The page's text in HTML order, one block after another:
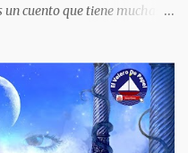
cuento que tiene muchas
una Cucarachita llamada
(porche) de su casa,
y se emocionó al ver lo
de cinco céntimos).